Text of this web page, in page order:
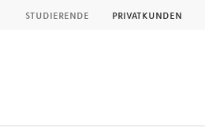
studierende privatkunden